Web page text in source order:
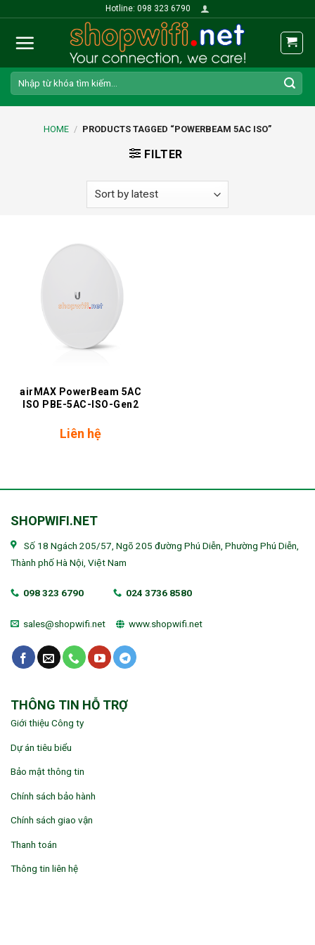
content
Hotline: 098 323 6790
Search
for:
HOME / PRODUCTS TAGGED “POWERBEAM 5AC ISO”
FILTER
airMAX PowerBeam 5AC
ISO PBE-5AC-ISO-Gen2
Liên hệ
SHOPWIFI.NET
Số 18 Ngách 205/57, Ngõ 205 đường Phú Diễn, Phường Phú Diễn,
Thành phố Hà Nội, Việt Nam
098 323 6790 024 3736 8580
sales@shopwifi.net www.shopwifi.net
THÔNG TIN HỖ TRỢ
Giới thiệu Công ty
Dự án tiêu biểu
Bảo mật thông tin
Chính sách bảo hành
Chính sách giao vận
Thanh toán
Thông tin liên hệ